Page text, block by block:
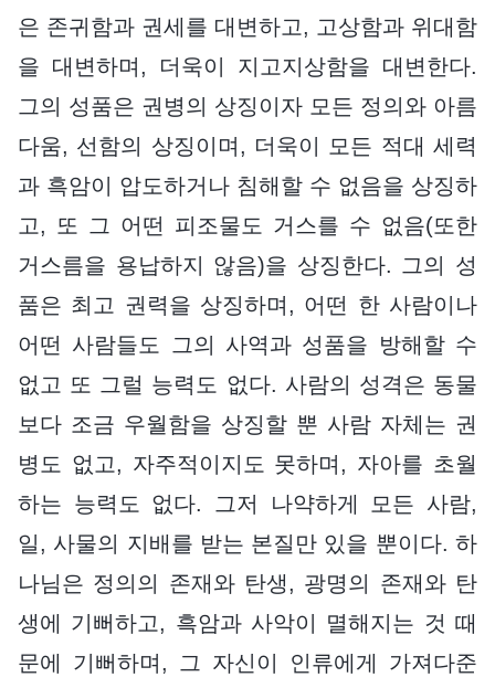
은 존귀함과 권세를 대변하고, 고상함과 위대함
을 대변하며, 더욱이 지고지상함을 대변한다.
그의 성품은 권병의 상징이자 모든 정의와 아름
다움, 선함의 상징이며, 더욱이 모든 적대 세력
과 흑암이 압도하거나 침해할 수 없음을 상징하
고, 또 그 어떤 피조물도 거스를 수 없음(또한
거스름을 용납하지 않음)을 상징한다. 그의 성
품은 최고 권력을 상징하며, 어떤 한 사람이나
어떤 사람들도 그의 사역과 성품을 방해할 수
없고 또 그럴 능력도 없다. 사람의 성격은 동물
보다 조금 우월함을 상징할 뿐 사람 자체는 권
병도 없고, 자주적이지도 못하며, 자아를 초월
하는 능력도 없다. 그저 나약하게 모든 사람,
일, 사물의 지배를 받는 본질만 있을 뿐이다. 하
나님은 정의의 존재와 탄생, 광명의 존재와 탄
생에 기뻐하고, 흑암과 사악이 멸해지는 것 때
문에 기뻐하며, 그 자신이 인류에게 가져다준